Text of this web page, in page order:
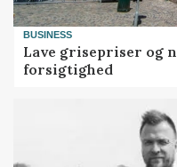
BUSINESS
Lave grisepriser og
forsigtighed